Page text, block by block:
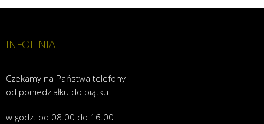
INFOLINIA
Czekamy na Państwa telefony
od poniedziałku do piątku
w godz. od 08.00 do 16.00